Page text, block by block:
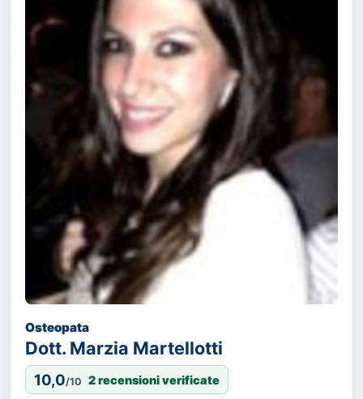
Osteopata
Dott. Marzia Martellotti
10,0/10 2 recensioni verificate